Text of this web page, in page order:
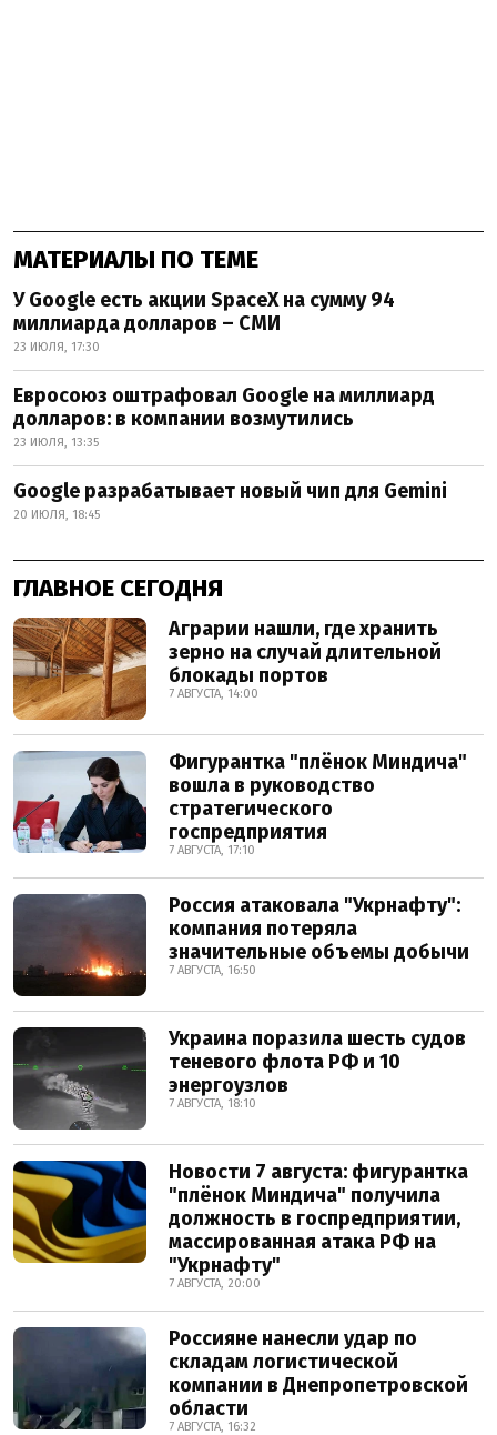
МАТЕРИАЛЫ ПО ТЕМЕ
У Google есть акции SpaceX на сумму 94
миллиарда долларов – СМИ
23 ИЮЛЯ, 17:30
Евросоюз оштрафовал Google на миллиард
долларов: в компании возмутились
23 ИЮЛЯ, 13:35
Google разрабатывает новый чип для Gemini
20 ИЮЛЯ, 18:45
ГЛАВНОЕ СЕГОДНЯ
Аграрии нашли, где хранить
зерно на случай длительной
блокады портов
7 АВГУСТА, 14:00
Фигурантка "плёнок Миндича"
вошла в руководство
стратегического
госпредприятия
7 АВГУСТА, 17:10
Россия атаковала "Укрнафту":
компания потеряла
значительные объемы добычи
7 АВГУСТА, 16:50
Украина поразила шесть судов
теневого флота РФ и 10
энергоузлов
7 АВГУСТА, 18:10
Новости 7 августа: фигурантка
"плёнок Миндича" получила
должность в госпредприятии,
массированная атака РФ на
"Укрнафту"
7 АВГУСТА, 20:00
Россияне нанесли удар по
складам логистической
компании в Днепропетровской
области
7 АВГУСТА, 16:32